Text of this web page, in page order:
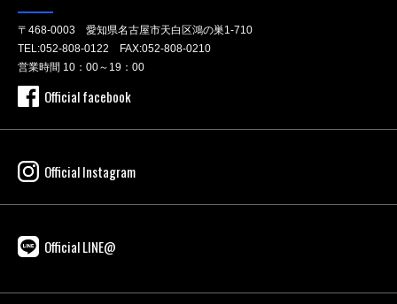
〒468-0003 愛知県名古屋市天白区鴻の巣1-710
TEL:052-808-0122 FAX:052-808-0210
営業時間 10：00～19：00
Official facebook
Official Instagram
Official LINE@